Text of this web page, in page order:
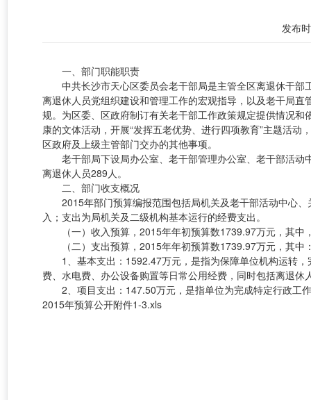
发布
一、部门职能职责
中共长沙市天心区委员会老干部局是主管全区离退休干部
离退休人员党组织建设和管理工作的宏观指导，以及老干局
规。为区委、区政府制订有关老干部工作政策规定提供情况
康的文体活动，开展“发挥五老优势、进行四项教育”主题活
区政府及上级主管部门交办的其他事项。
老干部局下设局办公室、老干部管理办公室、老干部活动
离退休人员289人。
二、部门收支概况
2015年部门预算编报范围包括局机关及老干部活动中心、
入；支出为局机关及二级机构基本运行的经费支出。
（一）收入预算，2015年年初预算数1739.97万元，其中
（二）支出预算，2015年年初预算数1739.97万元，其中
1、基本支出：1592.47万元，是指为保障单位机构运转，
费、水电费、办公设备购置等日常公用经费，同时包括离退休
2、项目支出：147.50万元，是指单位为完成特定行政工
2015年预算公开附件1-3.xls